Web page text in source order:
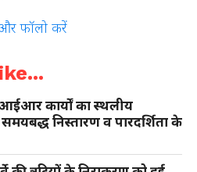
फॉलो करें
कार्यों का स्थलीय
निस्तारण व पारदर्शिता के